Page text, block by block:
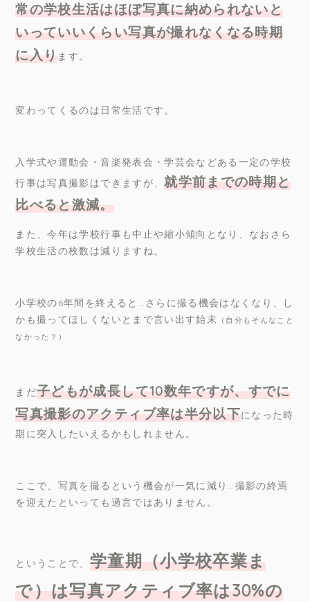
常の学校生活はほぼ写真に納められないと
いっていいくらい写真が撮れなくなる時期
に入り ます。
変わってくるのは日常生活です。
入学式や運動会・音楽発表会・学芸会などある一定の学校
行事は写真撮影はできますが、就学前までの時期と
比べると激減。
また、今年は学校行事も中止や縮小傾向となり、なおさら
学校生活の枚数は減りますね。
小学校の6年間を終えると…さらに撮る機会はなくなり、し
かも撮ってほしくないとまで言い出す始末 （自分もそんなこと
なかった？）
まだ子どもが成長して10数年ですが、すでに
写真撮影のアクティブ率は半分以下になった時
期に突入したいえるかもしれません。
ここで、写真を撮るという機会が一気に減り…撮影の終焉
を迎えたといっても過言ではありません。
ということで、 学童期（小学校卒業ま
で）は写真アクティブ率は30%の